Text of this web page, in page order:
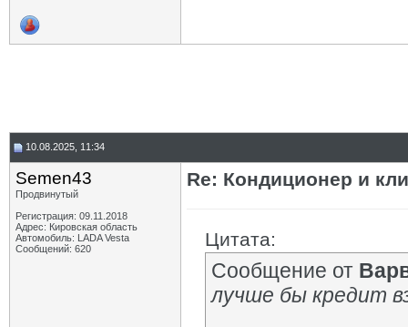
10.08.2025, 11:34
Semen43
Продвинутый
Регистрация: 09.11.2018
Адрес: Кировская область
Автомобиль: LADA Vesta
Сообщений: 620
Re: Кондиционер и
Цитата:
Сообщение от
лучше бы кредит